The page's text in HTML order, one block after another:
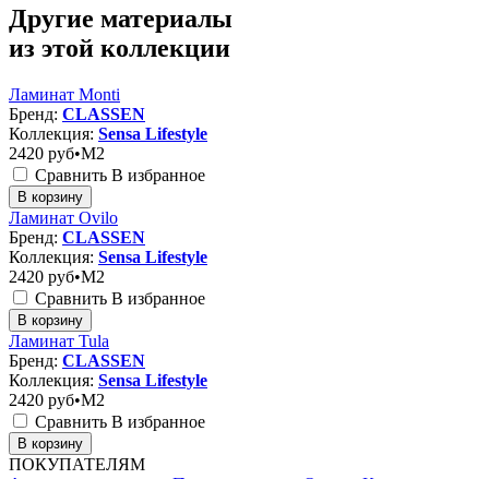
Другие материалы
из этой коллекции
Ламинат Monti
Бренд: CLASSEN
Коллекция: Sensa Lifestyle
2420 руб•M2
Сравнить В избранное
В корзину
Ламинат Ovilo
Бренд: CLASSEN
Коллекция: Sensa Lifestyle
2420 руб•M2
Сравнить В избранное
В корзину
Ламинат Tula
Бренд: CLASSEN
Коллекция: Sensa Lifestyle
2420 руб•M2
Сравнить В избранное
В корзину
ПОКУПАТЕЛЯМ